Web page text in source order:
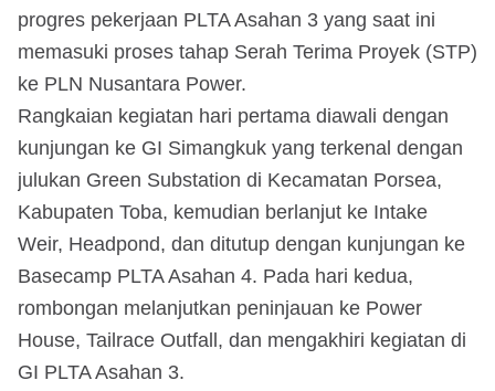
progres pekerjaan PLTA Asahan 3 yang saat ini
memasuki proses tahap Serah Terima Proyek (STP)
ke PLN Nusantara Power.
Rangkaian kegiatan hari pertama diawali dengan
kunjungan ke GI Simangkuk yang terkenal dengan
julukan Green Substation di Kecamatan Porsea,
Kabupaten Toba, kemudian berlanjut ke Intake
Weir, Headpond, dan ditutup dengan kunjungan ke
Basecamp PLTA Asahan 4. Pada hari kedua,
rombongan melanjutkan peninjauan ke Power
House, Tailrace Outfall, dan mengakhiri kegiatan di
GI PLTA Asahan 3.